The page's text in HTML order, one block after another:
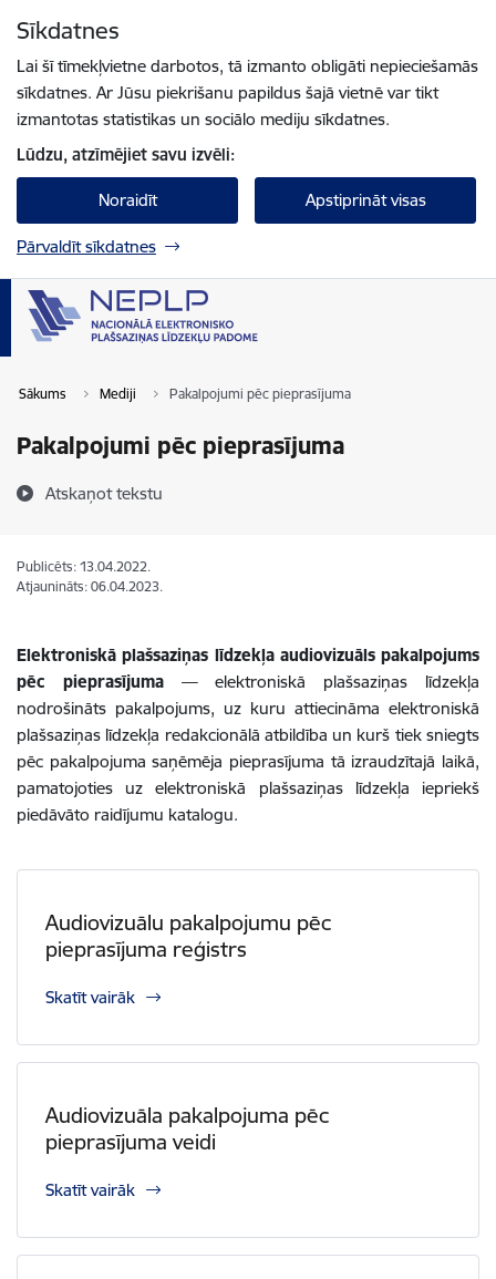
Sīkdatnes
Lai šī tīmekļvietne darbotos, tā izmanto obligāti nepieciešamās
sīkdatnes. Ar Jūsu piekrišanu papildus šajā vietnē var tikt
izmantotas statistikas un sociālo mediju sīkdatnes.
Lūdzu, atzīmējiet savu izvēli:
Noraidīt Apstiprināt visas
Pārvaldīt sīkdatnes
Sākums Mediji Pakalpojumi pēc pieprasījuma
Pakalpojumi pēc pieprasījuma
Atskaņot tekstu
Publicēts: 13.04.2022.
Atjaunināts: 06.04.2023.
Elektroniskā plašsaziņas līdzekļa audiovizuāls pakalpojums
pēc pieprasījuma— elektroniskā plašsaziņas līdzekļa
nodrošināts pakalpojums, uz kuru attiecināma elektroniskā
plašsaziņas līdzekļa redakcionālā atbildība un kurš tiek sniegts
pēc pakalpojuma saņēmēja pieprasījuma tā izraudzītajā laikā,
pamatojoties uz elektroniskā plašsaziņas līdzekļa iepriekš
piedāvāto raidījumu katalogu.
Audiovizuālu pakalpojumu pēc
pieprasījuma reģistrs
Skatīt vairāk
Audiovizuāla pakalpojuma pēc
pieprasījuma veidi
Skatīt vairāk